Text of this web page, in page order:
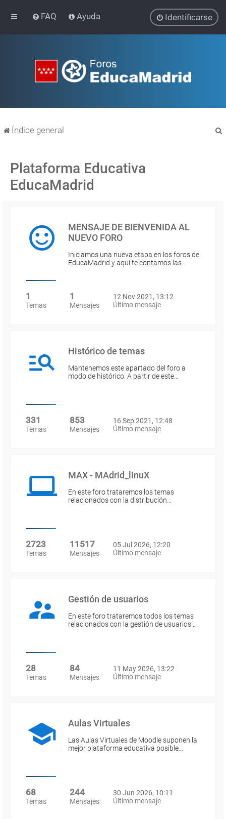
FAQ Ayuda Identificarse
Índice general
Plataforma Educativa
EducaMadrid
MENSAJE DE BIENVENIDA AL
NUEVO FORO
Iniciamos una nueva etapa en los foros de
EducaMadrid y aquí te contamos las…
1
Temas
1
Mensajes
12 Nov 2021, 13:12
Último mensaje
Histórico de temas
Mantenemos este apartado del foro a
modo de histórico. A partir de este…
331
Temas
853
Mensajes
16 Sep 2021, 12:48
Último mensaje
MAX - MAdrid_linuX
En este foro trataremos los temas
relacionados con la distribución…
2723
Temas
11517
Mensajes
05 Jul 2026, 12:20
Último mensaje
Gestión de usuarios
En este foro trataremos todos los temas
relacionados con la gestión de usuarios…
28
Temas
84
Mensajes
11 May 2026, 13:22
Último mensaje
Aulas Virtuales
Las Aulas Virtuales de Moodle suponen la
mejor plataforma educativa posible…
68
Temas
244
Mensajes
30 Jun 2026, 10:11
Último mensaje